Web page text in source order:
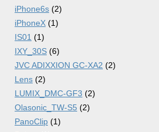
iPhone6s (2)
iPhoneX (1)
IS01 (1)
IXY_30S (6)
JVC ADIXXION GC-XA2 (2)
Lens (2)
LUMIX_DMC-GF3 (2)
Olasonic_TW-S5 (2)
PanoClip (1)